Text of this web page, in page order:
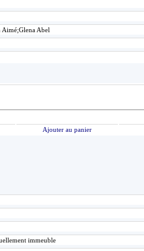
Abel
Ajouter au panier
immeuble